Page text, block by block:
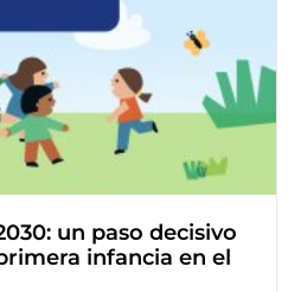
un paso decisivo
infancia en el